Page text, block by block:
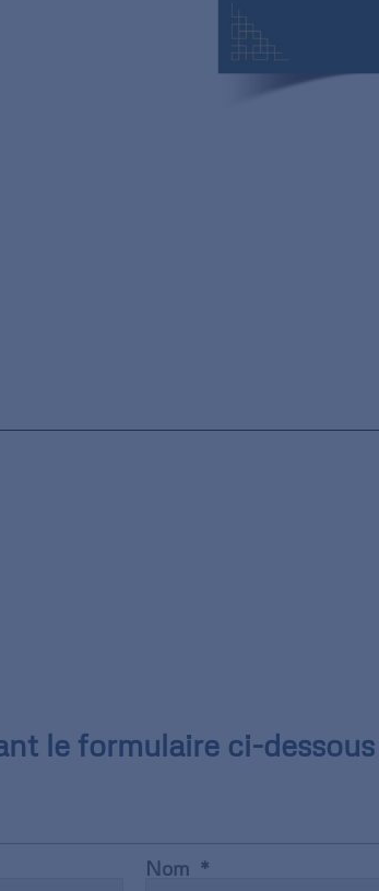
le formulaire ci-
Nom